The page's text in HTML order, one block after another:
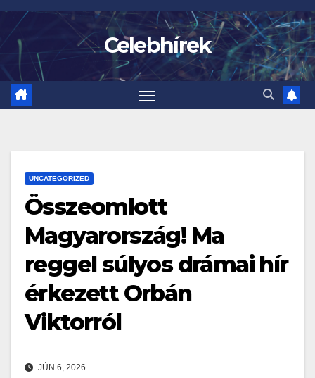
Skip
content
Celebhírek
UNCATEGORIZED
Összeomlott
Magyarország! Ma
reggel súlyos drámai hír
érkezett Orbán
Viktorról
JÚN 6, 2026